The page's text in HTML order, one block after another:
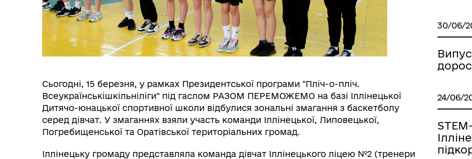
Сьогодні, 15 березня, у рамках Президентської програми "Пліч-о-пліч.
Всеукраїнськішкільніліги" під гаслом РАЗОМ ПЕРЕМОЖЕМО на базі Іллінецької
Дитячо-юнацької спортивної школи відбулися зональні змагання з баскетболу
серед дівчат. У змаганнях взяли участь команди Іллінецької, Липовецької,
Погребищенської та Оратівської територіальних громад.
Іллінецьку громаду представляла команда дівчат Іллінецького ліцею №2 (тренери
30/06/
24/06/